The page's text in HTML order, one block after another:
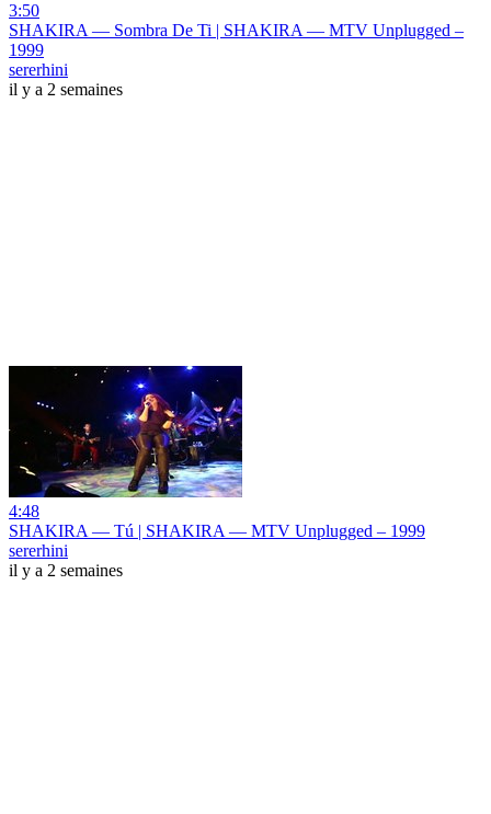
3:50
SHAKIRA — Sombra De Ti | SHAKIRA — MTV Unplugged –
1999
sererhini
il y a 2 semaines
4:48
SHAKIRA — Tú | SHAKIRA — MTV Unplugged – 1999
sererhini
il y a 2 semaines